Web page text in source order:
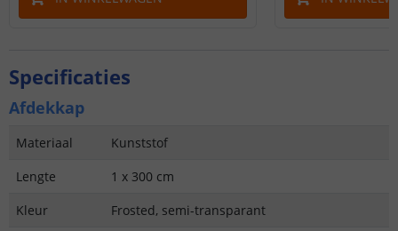
Specificaties
Afdekkap
Materiaal
Kunststof
Lengte
1 x 300 cm
Kleur
Frosted, semi-transparant